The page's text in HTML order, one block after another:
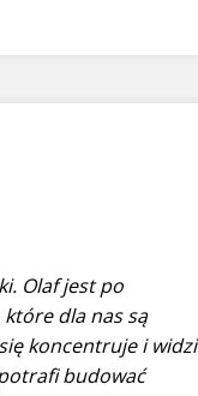
Olaf jest po
dla nas są
koncentruje i widzi
budować